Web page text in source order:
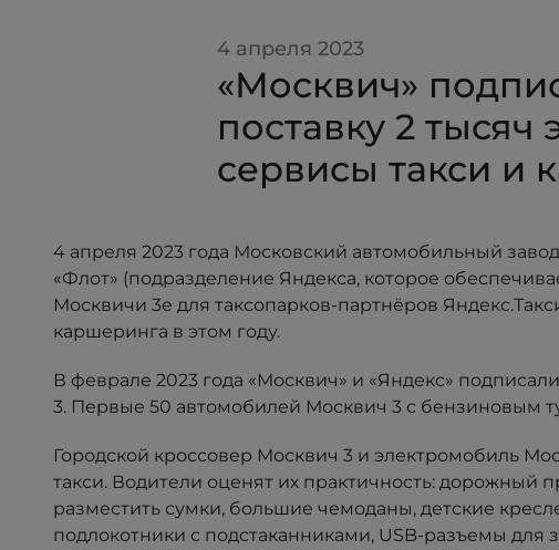
4 апреля 2023
«Москвич»
поставку 2
сервисы такси и
4 апреля 2023 года Московский автомобильный
«Флот» (подразделение Яндекса, которое
Москвичи 3e для таксопарков-партнёров
каршеринга в этом году.
В феврале 2023 года «Москвич» и «Яндекс»
3. Первые 50 автомобилей Москвич 3 с бензиновым
Городской кроссовер Москвич 3 и электромобиль
такси. Водители оценят их практичность: дорожный
разместить сумки, большие чемоданы, детские
подлокотники с подстаканниками, USB-разъемы для